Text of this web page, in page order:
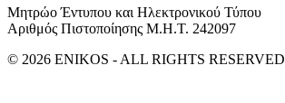
Μητρώο Έντυπου και Ηλεκτρονικού Τύπου
Αριθμός Πιστοποίησης Μ.Η.Τ. 242097
© 2026 ENIKOS - ALL RIGHTS RESERVED